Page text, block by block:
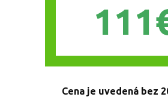
Cena je uvedená bez